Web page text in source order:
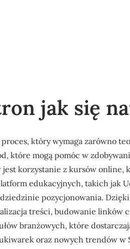
jak się
który wymaga zarówno
które mogą pomóc w
korzystanie z kursów online,
edukacyjnych, takich jak
pozycjonowania.
treści, budowanie linków
branżowych, które
oraz nowych trendów w